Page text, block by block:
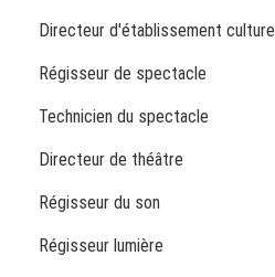
Directeur d'établissement culturel
Régisseur de spectacle
Technicien du spectacle
Directeur de théâtre
Régisseur du son
Régisseur lumière